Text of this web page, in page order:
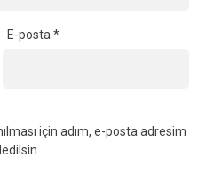
E-posta*
için adım, e-posta adresim